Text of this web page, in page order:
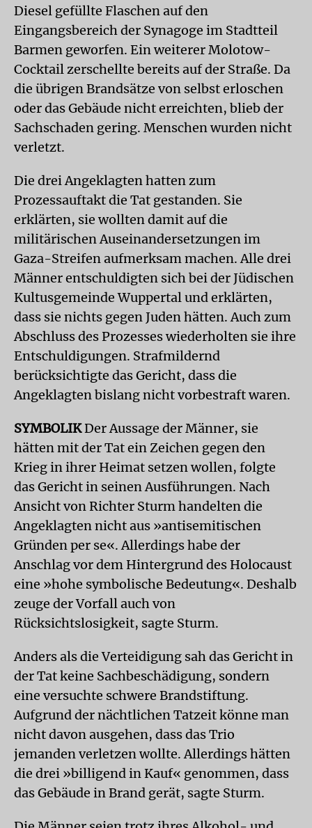
Diesel gefüllte Flaschen auf den
Eingangsbereich der Synagoge im Stadtteil
Barmen geworfen. Ein weiterer Molotow-
Cocktail zerschellte bereits auf der Straße. Da
die übrigen Brandsätze von selbst erloschen
oder das Gebäude nicht erreichten, blieb der
Sachschaden gering. Menschen wurden nicht
verletzt.
Die drei Angeklagten hatten zum
Prozessauftakt die Tat gestanden. Sie
erklärten, sie wollten damit auf die
militärischen Auseinandersetzungen im
Gaza-Streifen aufmerksam machen. Alle drei
Männer entschuldigten sich bei der Jüdischen
Kultusgemeinde Wuppertal und erklärten,
dass sie nichts gegen Juden hätten. Auch zum
Abschluss des Prozesses wiederholten sie ihre
Entschuldigungen. Strafmildernd
berücksichtigte das Gericht, dass die
Angeklagten bislang nicht vorbestraft waren.
SYMBOLIKDer Aussage der Männer, sie
hätten mit der Tat ein Zeichen gegen den
Krieg in ihrer Heimat setzen wollen, folgte
das Gericht in seinen Ausführungen. Nach
Ansicht von Richter Sturm handelten die
Angeklagten nicht aus »antisemitischen
Gründen per se«. Allerdings habe der
Anschlag vor dem Hintergrund des Holocaust
eine »hohe symbolische Bedeutung«. Deshalb
zeuge der Vorfall auch von
Rücksichtslosigkeit, sagte Sturm.
Anders als die Verteidigung sah das Gericht in
der Tat keine Sachbeschädigung, sondern
eine versuchte schwere Brandstiftung.
Aufgrund der nächtlichen Tatzeit könne man
nicht davon ausgehen, dass das Trio
jemanden verletzen wollte. Allerdings hätten
die drei »billigend in Kauf« genommen, dass
das Gebäude in Brand gerät, sagte Sturm.